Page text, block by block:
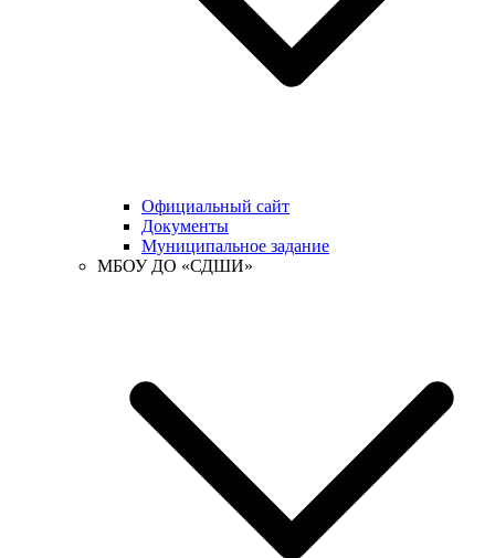
Официальный сайт
Документы
Муниципальное задание
МБОУ ДО «СДШИ»